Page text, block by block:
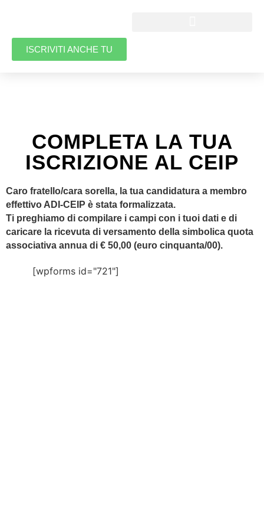
ISCRIVITI ANCHE TU
COMPLETA LA TUA
ISCRIZIONE AL CEIP
Caro fratello/cara sorella, la tua candidatura a membro
effettivo ADI-CEIP è stata formalizzata.
Ti preghiamo di compilare i campi con i tuoi dati e di
caricare la ricevuta di versamento della simbolica quota
associativa annua di € 50,00 (euro cinquanta/00).
[wpforms id="721"]